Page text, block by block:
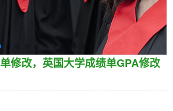
修改，英国大学成绩单GPA修改